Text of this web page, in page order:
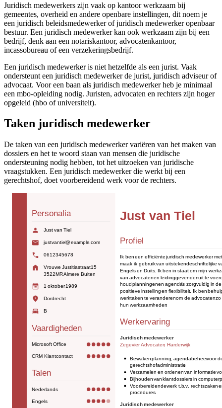
Juridisch medewerkers zijn vaak op kantoor werkzaam bij
gemeentes, overheid en andere openbare instellingen, dit noem je
een juridisch beleidsmedewerker of juridisch medewerker openbaar
bestuur. Een juridisch medewerker kan ook werkzaam zijn bij een
bedrijf, denk aan een notariskantoor, advocatenkantoor,
incassobureau of een verzekeringsbedrijf.
Een juridisch medewerker is niet hetzelfde als een jurist. Vaak
ondersteunt een juridisch medewerker de jurist, juridisch adviseur of
advocaat. Voor een baan als juridisch medewerker heb je minimaal
een mbo-opleiding nodig. Juristen, advocaten en rechters zijn hoger
opgeleid (hbo of universiteit).
Taken juridisch medewerker
De taken van een juridisch medewerker variëren van het maken van
dossiers en het te woord staan van mensen die juridische
ondersteuning nodig hebben, tot het uitzoeken van juridische
vraagstukken. Een juridisch medewerker die werkt bij een
gerechtshof, doet voorbereidend werk voor de rechters.